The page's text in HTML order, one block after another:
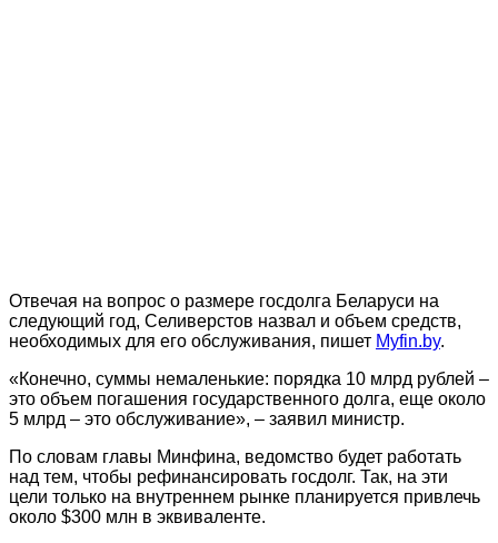
Отвечая на вопрос о размере госдолга Беларуси на
следующий год, Селиверстов назвал и объем средств,
необходимых для его обслуживания, пишет Myfin.by.
«Конечно, суммы немаленькие: порядка 10 млрд рублей –
это объем погашения государственного долга, еще около
5 млрд – это обслуживание», – заявил министр.
По словам главы Минфина, ведомство будет работать
над тем, чтобы рефинансировать госдолг. Так, на эти
цели только на внутреннем рынке планируется привлечь
около $300 млн в эквиваленте.